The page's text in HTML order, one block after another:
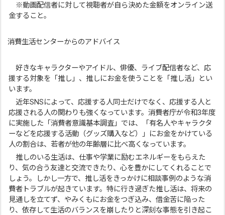
※動画配信者に対して視聴者が自ら決めた金額をオンライン送
金すること。
消費生活センターからのアドバイス
好きなキャラクターやアイドル、俳優、ライブ配信者など、応
援する対象を「推し」、推しにお金を使うことを「推し活」とい
います。
近年SNSによって、応援する人同士だけでなく、応援する人と
応援される人の関わりも強くなっています。消費者庁が令和3年度
に実施した「消費者意識基本調査」では、「有名人やキャラクタ
ーなどを応援する活動（グッズ購入など）」にお金をかけている
人の割合は、若者が他の年齢層に比べ高くなっています。
推しのいる生活は、仕事や学業に励むエネルギーをもらえた
り、気の合う友達と交流できたり、心を豊かにしてくれることで
しょう。しかし一方で、推し活をきっかけに相談事例のような消
費者トラブルが起きています。特に行き過ぎた推し活は、将来の
見通しを立てず、やみくもにお金をつぎ込み、借金苦に陥った
り、依存して生活のバランスを崩したりと深刻な事態を引き起こ